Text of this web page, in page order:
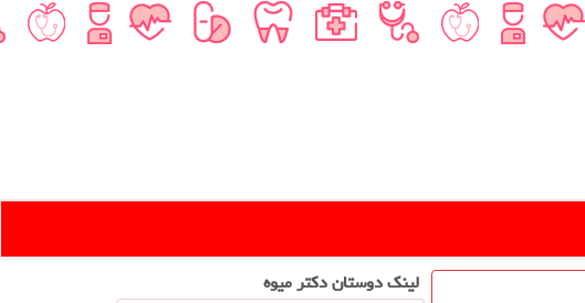
لینک دوستان دكتر میوه